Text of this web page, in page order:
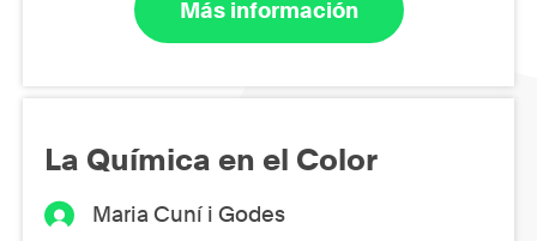
Más información
La Química en el Color
Maria Cuní i Godes